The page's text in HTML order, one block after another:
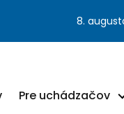
8.
Pre uchádzačov